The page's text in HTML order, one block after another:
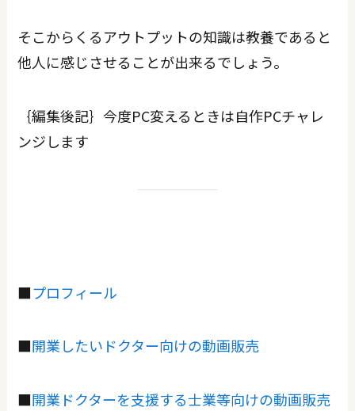
そこからくるアウトプットの知識は教養であると
他人に感じさせることが出来るでしょう。
｛編集後記｝今度PC変えるときは自作PCチャレ
ンジします
■プロフィール
■開業したいドクター向けの動画販売
■開業ドクターを支援する士業等向けの動画販売